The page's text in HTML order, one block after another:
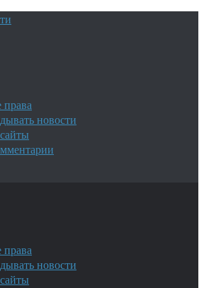
права
новости
права
новости